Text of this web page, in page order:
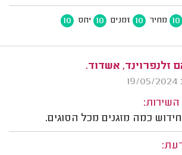
10 מחיר 10 זמנים 10 יחס 10
זלנפרוינד, אשדוד.
השירות:
וחידוש כמה מזגנים מכל הסוגים.